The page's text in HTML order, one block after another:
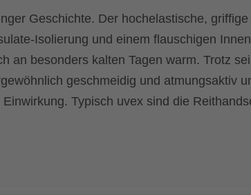
Geschichte. Der hochelastische, griffige
Isolierung und einem flauschigen
an besonders kalten Tagen warm. Trotz
geschmeidig und atmungsaktiv
Typisch uvex sind die